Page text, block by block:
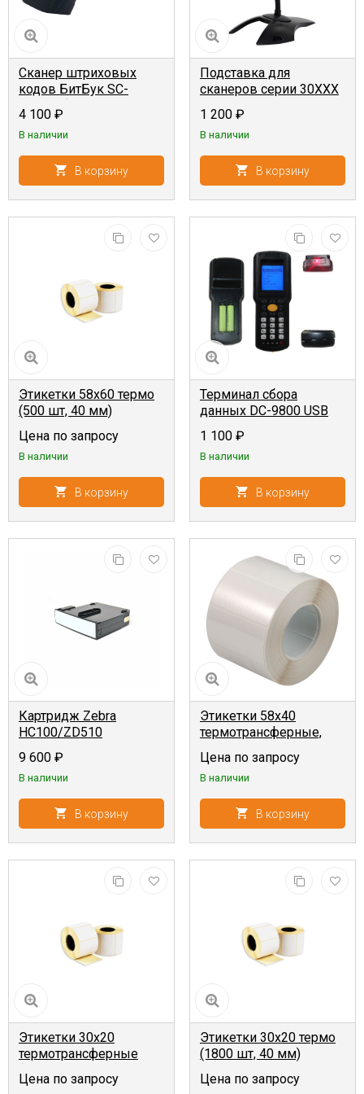
Сканер штриховых
кодов БитБук SC-
проводной, USB-
HID+USB-VCOM}
4 100 ₽
В наличии
В корзину
Подставка для
сканеров серии 30XXX
1 200 ₽
В наличии
В корзину
Этикетки 58x60 термо
(500 шт, 40 мм)
Цена по запросу
В наличии
В корзину
Терминал сбора
данных DC-9800 USB
1 100 ₽
В наличии
В корзину
Картридж Zebra
HC100/ZD510
ультрамягкие 25,4мм x
177,8мм, 250шт,
термопечать, белый
9 600 ₽
В наличии
В корзину
Этикетки 58х40
термотрансферные,
шт, 40 мм)
Цена по запросу
В наличии
В корзину
Этикетки 30x20
термотрансферные
Цена по запросу
Этикетки 30x20 термо
(1800 шт, 40 мм)
Цена по запросу